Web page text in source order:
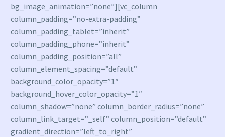
bg_image_animation=”none”][vc_column
column_padding=”no-extra-padding”
column_padding_tablet=”inherit”
column_padding_phone=”inherit”
column_padding_position=”all”
column_element_spacing=”default”
background_color_opacity=”1″
background_hover_color_opacity=”1″
column_shadow=”none” column_border_radius=”none”
column_link_target=”_self” column_position=”default”
gradient_direction=”left_to_right”